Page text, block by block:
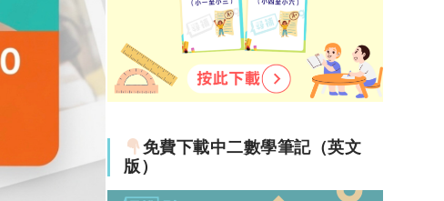
免費下載中二數學筆記（英文
版）